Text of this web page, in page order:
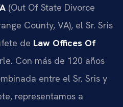
(Out Of State Divorce
County, VA), el Sr. Sris
de Law Offices Of
Con más de 120 años
entre el Sr. Sris y
representamos a